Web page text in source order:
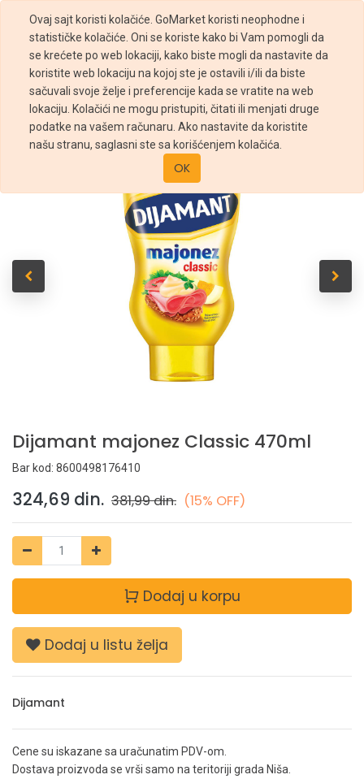
Ovaj sajt koristi kolačiće. GoMarket koristi neophodne i
statističke kolačiće. Oni se koriste kako bi Vam pomogli da
se krećete po web lokaciji, kako biste mogli da nastavite da
koristite web lokaciju na kojoj ste je ostavili i/ili da biste
sačuvali svoje želje i preferencije kada se vratite na web
lokaciju. Kolačići ne mogu pristupiti, čitati ili menjati druge
podatke na vašem računaru. Ako nastavite da koristite
našu stranu, saglasni ste sa korišćenjem kolačića.
OK
Prodavnica Dijamant majonez Classic 470ml
Dijamant majonez Classic 470ml
Bar kod: 8600498176410
324,69 din. 381,99din. (15% OFF)
Dodaj u korpu
Dodaj u listu želja
Dijamant
Cene su iskazane sa uračunatim PDV-om.
Dostava proizvoda se vrši samo na teritoriji grada Niša.